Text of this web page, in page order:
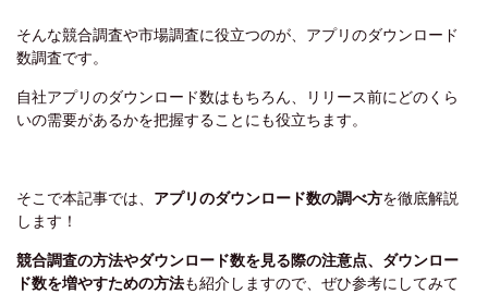
そんな競合調査や市場調査に役立つのが、アプリのダウンロード
数調査です。
自社アプリのダウンロード数はもちろん、リリース前にどのくら
いの需要があるかを把握することにも役立ちます。
そこで本記事では、 アプリのダウンロード数の調べ方を徹底解説
します！
競合調査の方法やダウンロード数を見る際の注意点、ダウンロー
ド数を増やすための方法も紹介しますので、ぜひ参考にしてみて